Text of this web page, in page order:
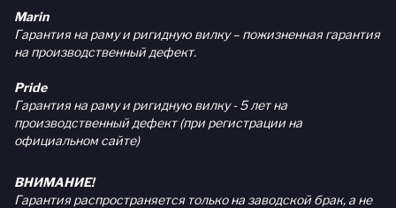
Marin
Гарантия на раму и ригидную вилку – пожизненная гарантия
на производственный дефект.
Pride
Гарантия на раму и ригидную вилку - 5 лет на
производственный дефект (при регистрации на
официальном сайте)
ВНИМАНИЕ!
Гарантия распространяется только на заводской брак, а не